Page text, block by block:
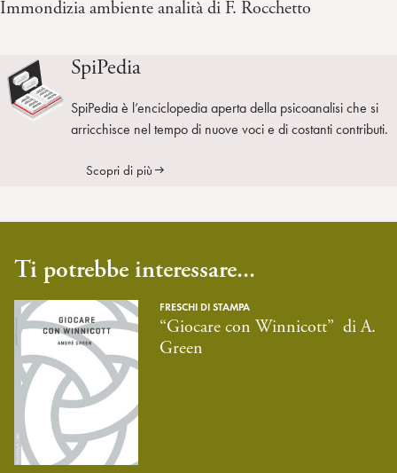
Immondizia ambiente analità di F. Rocchetto
SpiPedia
SpiPedia è l’enciclopedia aperta della psicoanalisi che si
arricchisce nel tempo di nuove voci e di costanti contributi.
Scopri di più
Ti potrebbe interessare...
FRESCHI DI STAMPA
“Giocare con Winnicott” di A.
Green